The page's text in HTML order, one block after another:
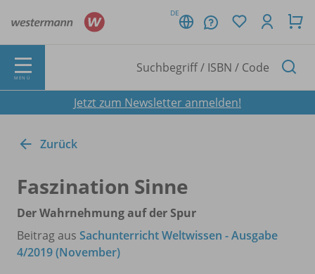
DE
MENÜ
Jetzt zum Newsletter anmelden!
Zurück
Faszination Sinne
Der Wahrnehmung auf der Spur
Beitrag aus Sachunterricht Weltwissen - Ausgabe
4/2019 (November)